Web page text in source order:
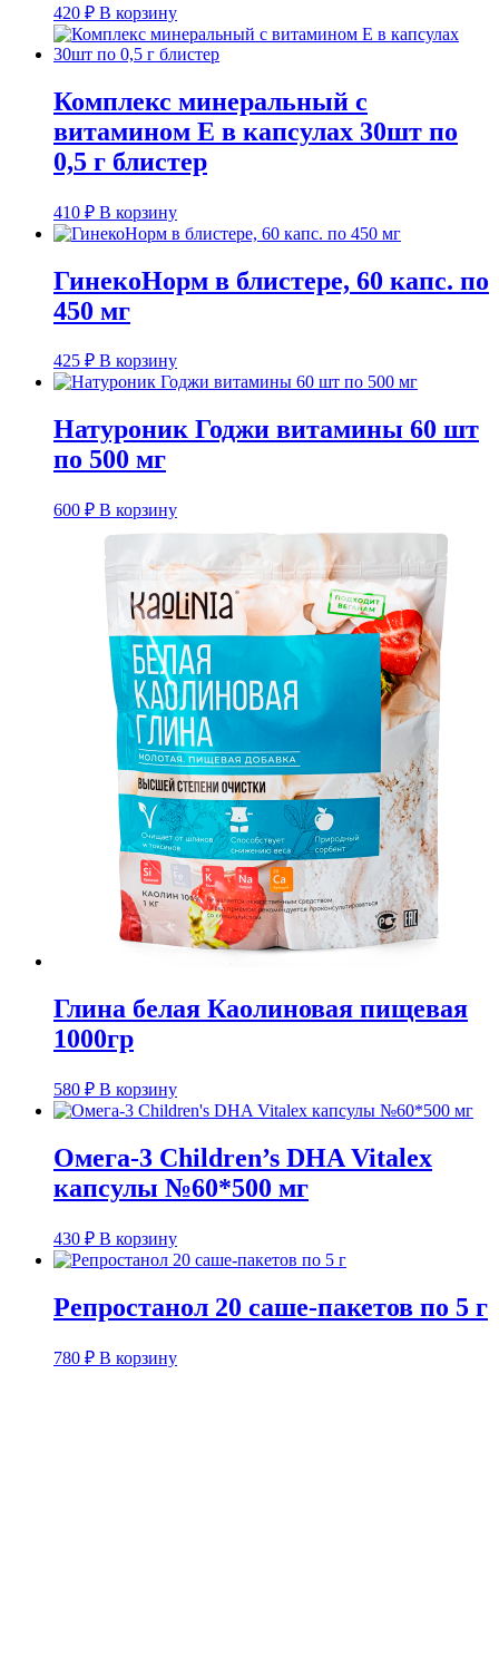
420 ₽ В корзину
Комплекс минеральный с
витамином Е в капсулах 30шт по
0,5 г блистер
410 ₽ В корзину
ГинекоНорм в блистере, 60 капс. по
450 мг
425 ₽ В корзину
Натуроник Годжи витамины 60 шт
по 500 мг
600 ₽ В корзину
Глина белая Каолиновая пищевая
1000гр
580 ₽ В корзину
Омега-3 Children’s DHA Vitalex
капсулы №60*500 мг
430 ₽ В корзину
Репростанол 20 саше-пакетов по 5 г
780 ₽ В корзину